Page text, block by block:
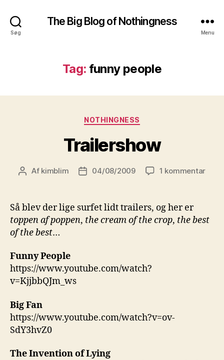
Søg
The Big Blog of Nothingness
Menu
Tag: funny people
Kategorier
NOTHINGNESS
Trailershow
Indlægsforfatter
Af kimblim Indlægsdato
04/08/2009 1 kommentartil
Så blev der lige surfet lidt trailers, og her er
toppen af poppen, the cream of the crop, the best
of the best…
Funny People
https://www.youtube.com/watch?
v=KjjbbQJm_ws
Big Fan
https://www.youtube.com/watch?v=ov-
SdY3hvZ0
The Invention of Lying